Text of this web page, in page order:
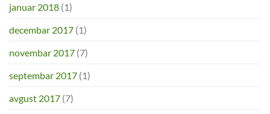
januar 2018 (1)
decembar 2017 (1)
novembar 2017 (7)
septembar 2017 (1)
avgust 2017 (7)